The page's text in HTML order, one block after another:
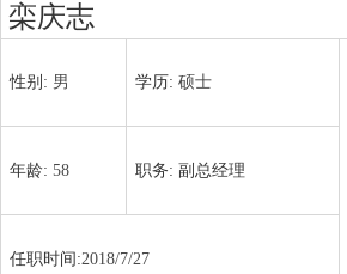
栾庆志
性别: 男 学历: 硕士
年龄: 58 职务: 副总经理
任职时间:2018/7/27